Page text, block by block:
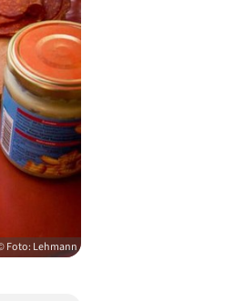
Foto: Lehmann